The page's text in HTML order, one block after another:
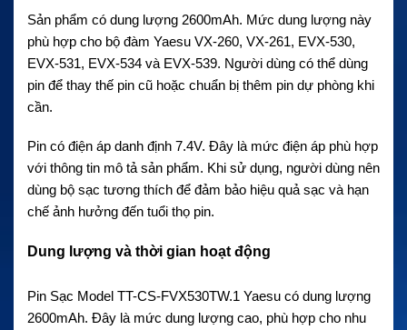
Sản phẩm có dung lượng 2600mAh. Mức dung lượng này
phù hợp cho bộ đàm Yaesu VX-260, VX-261, EVX-530,
EVX-531, EVX-534 và EVX-539. Người dùng có thể dùng
pin để thay thế pin cũ hoặc chuẩn bị thêm pin dự phòng khi
cần.
Pin có điện áp danh định 7.4V. Đây là mức điện áp phù hợp
với thông tin mô tả sản phẩm. Khi sử dụng, người dùng nên
dùng bộ sạc tương thích để đảm bảo hiệu quả sạc và hạn
chế ảnh hưởng đến tuổi thọ pin.
Dung lượng và thời gian hoạt động
Pin Sạc Model TT-CS-FVX530TW.1 Yaesu có dung lượng
2600mAh. Đây là mức dung lượng cao, phù hợp cho nhu